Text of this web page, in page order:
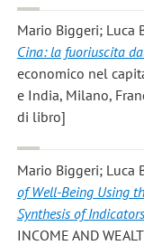
Mario Biggeri; Luca
Cina: la fuoriuscita
economico nel
e India, Milano,
di libro]
Mario Biggeri; Luca
of Well-Being Using
Synthesis of
INCOME AND